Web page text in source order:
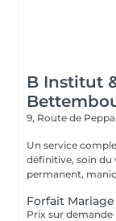
B Institut
9, Route de
Un service
définitive, soin du
permanent,
Forfait
Prix sur demande